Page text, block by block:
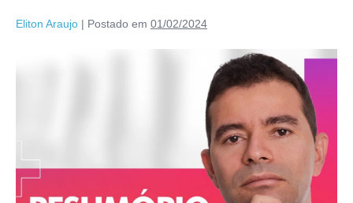
Eliton Araujo | Postado em 01/02/2024